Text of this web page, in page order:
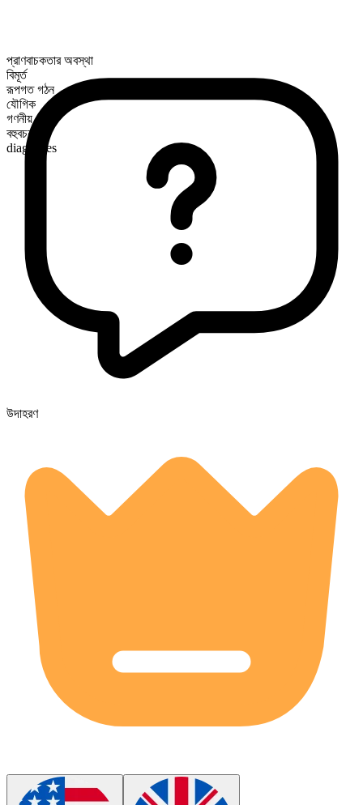
প্রাণবাচকতার অবস্থা
বিমূর্ত
রূপগত গঠন
যৌগিক
গণনীয়
বহুবচন রূপ
diagnoses
উদাহরণ